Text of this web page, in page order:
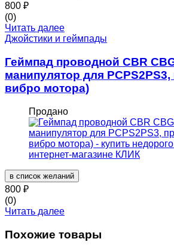
800 ₽
(0)
Читать далее
Джойстики и геймпады
Геймпад проводной CBR
манипулятор для
вибро мотора)
Продано
в список желаний
800 ₽
(0)
Читать далее
Похожие товары